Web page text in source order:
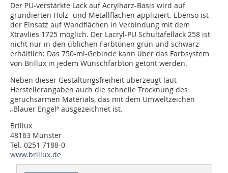
Der PU-verstärkte Lack auf Acrylharz-Basis wird auf
grundierten Holz- und Metallflächen appliziert. Ebenso ist
der Einsatz auf Wandflächen in Verbindung mit dem
Xtravlies 1725 möglich. Der Lacryl-PU Schultafellack 258 ist
nicht nur in den üblichen Farbtönen grün und schwarz
erhältlich: Das 750-ml-Gebinde kann über das Farbsystem
von Brillux in jedem Wunschfarbton getönt werden.
Neben dieser Gestaltungsfreiheit überzeugt laut
Herstellerangaben auch die schnelle Trocknung des
geruchsarmen Materials, das mit dem Umweltzeichen
„Blauer Engel“ ausgezeichnet ist.
Brillux
48163 Münster
Tel. 0251 7188-0
www.brillux.de